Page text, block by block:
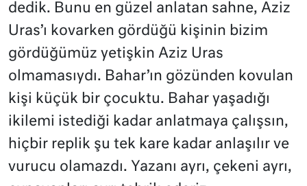
dedik. Bunu en güzel anlatan sahne, Aziz
Uras’ı kovarken gördüğü kişinin bizim
gördüğümüz yetişkin Aziz Uras
olmamasıydı. Bahar’ın gözünden kovulan
kişi küçük bir çocuktu. Bahar yaşadığı
ikilemi istediği kadar anlatmaya çalışsın,
hiçbir replik şu tek kare kadar anlaşılır ve
vurucu olamazdı. Yazanı ayrı, çekeni ayrı,